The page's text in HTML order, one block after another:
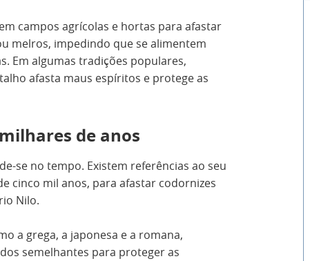
campos agrícolas e hortas para afastar
melros, impedindo que se alimentem
Em algumas tradições populares,
afasta maus espíritos e protege as
de anos
se no tempo. Existem referências ao seu
cinco mil anos, para afastar codornizes
Nilo.
a grega, a japonesa e a romana,
semelhantes para proteger as